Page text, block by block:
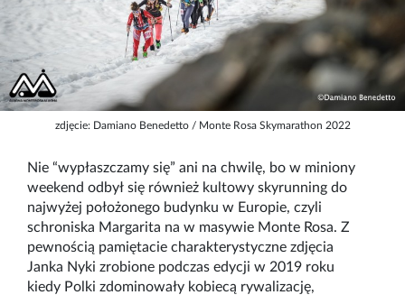
zdjęcie: Damiano Benedetto / Monte Rosa Skymarathon 2022
Nie “wypłaszczamy się” ani na chwilę, bo w miniony
weekend odbył się również kultowy skyrunning do
najwyżej położonego budynku w Europie, czyli
schroniska Margarita na w masywie Monte Rosa. Z
pewnością pamiętacie charakterystyczne zdjęcia
Janka Nyki zrobione podczas edycji w 2019 roku
kiedy Polki zdominowały kobiecą rywalizację,